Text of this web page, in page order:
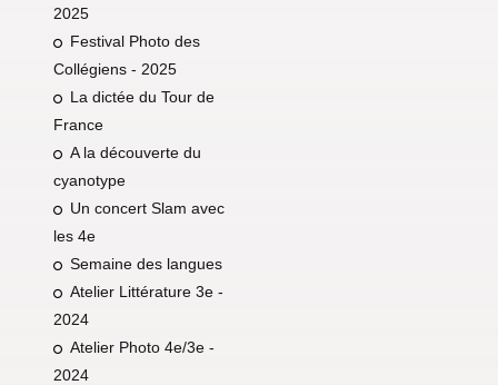
2025
Festival Photo des
Collégiens - 2025
La dictée du Tour de
France
A la découverte du
cyanotype
Un concert Slam avec
les 4e
Semaine des langues
Atelier Littérature 3e -
2024
Atelier Photo 4e/3e -
2024